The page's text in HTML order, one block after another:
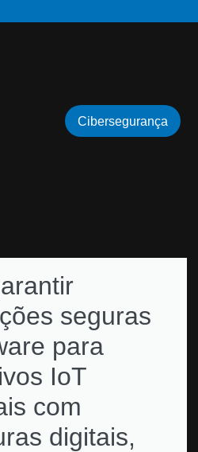
seguras
para
IoT
com
digitais,
Cibersegurança